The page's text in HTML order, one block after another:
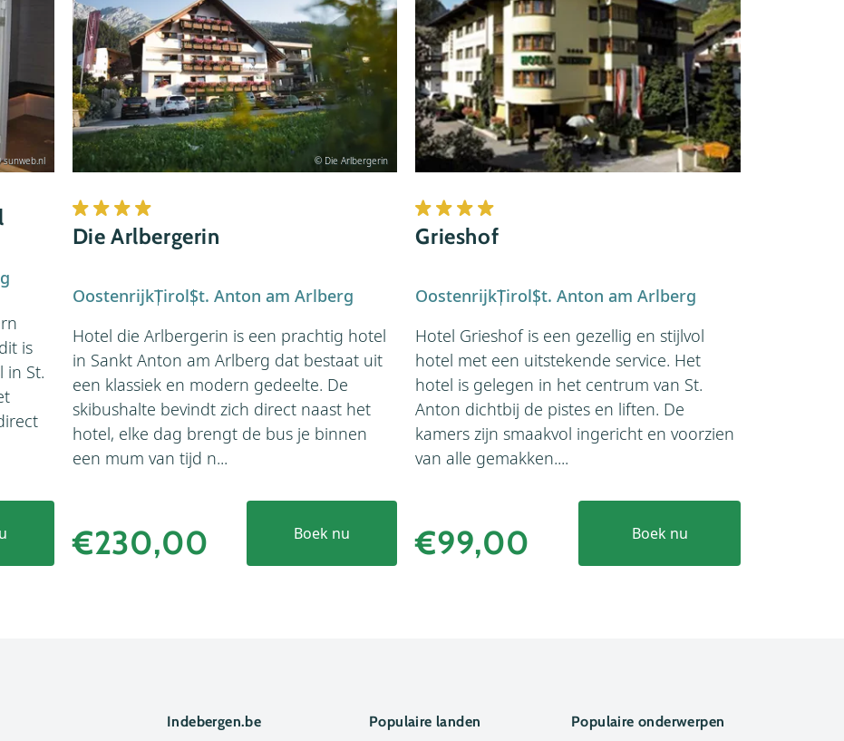
is
in St.
© Die Arlbergerin
Die Arlbergerin
OostenrijkTirolSt. Anton am Arlberg
Hotel die Arlbergerin is een prachtig hotel
in Sankt Anton am Arlberg dat bestaat uit
een klassiek en modern gedeelte. De
skibushalte bevindt zich direct naast het
hotel, elke dag brengt de bus je binnen
een mum van tijd n...
€230,00 Boek nu
Grieshof
OostenrijkTirolSt. Anton am Arlberg
Hotel Grieshof is een gezellig en stijlvol
hotel met een uitstekende service. Het
hotel is gelegen in het centrum van St.
Anton dichtbij de pistes en liften. De
kamers zijn smaakvol ingericht en voorzien
van alle gemakken....
€99,00 Boek nu
Indebergen.be
Populaire landen
Populaire onderwerpen